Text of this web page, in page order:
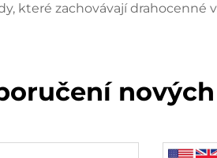
které zachovávají